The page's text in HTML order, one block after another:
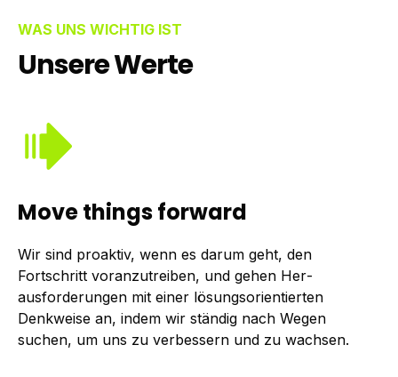
WAS UNS WICHTIG IST
Unsere Werte
Move things forward
Wir sind proaktiv, wenn es darum geht, den
Fortschritt voranzutreiben, und gehen Her­
ausforderungen mit einer lösungs­orientierten
Denkweise an, indem wir ständig nach Wegen
suchen, um uns zu verbessern und zu wachsen.